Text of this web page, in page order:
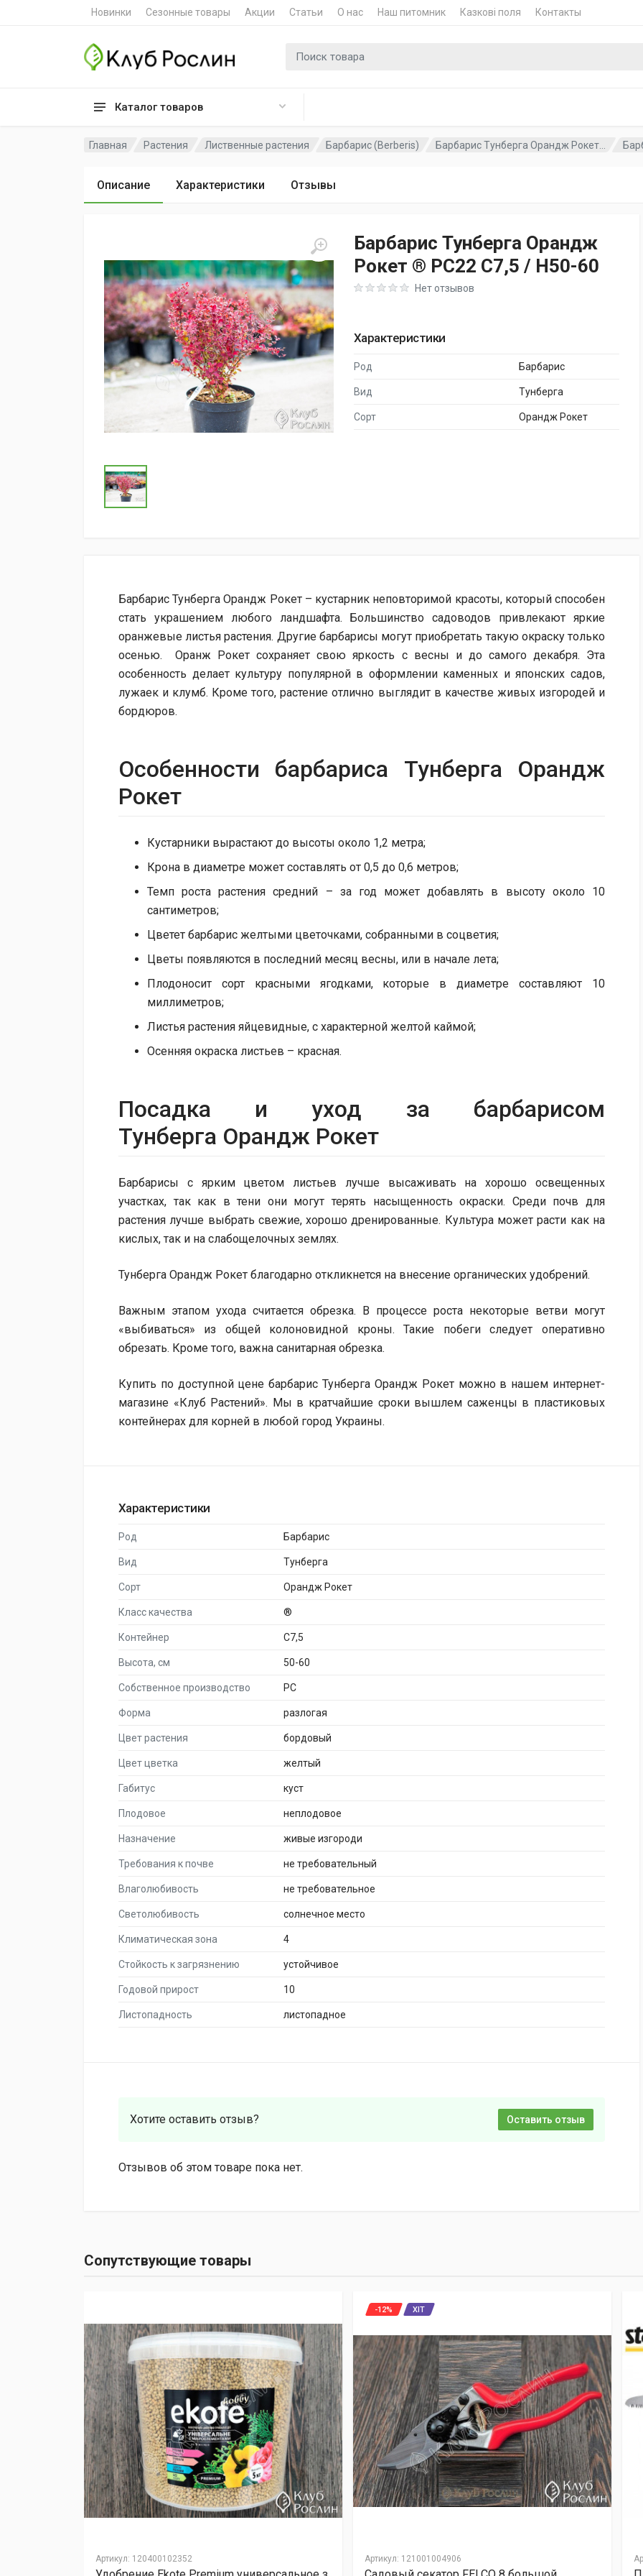
Новинки Сезонные товары Акции Статьи О нас Наш питомник Казкові поля Контакты
Каталог товаров
Поиск для
Главная Растения Лиственные растения Барбарис (Berberis) Барбарис Тунберга Орандж Рокет...
Описание Характеристики Отзывы
Барбарис Тунберга Орандж
Рокет ® PC22 C7,5 / H50-60
Rating: 0 out of 5Нет отзывов
Характеристики
Род Барбарис
Вид Тунберга
Сорт Орандж Рокет
Барбарис Тунберга Орандж Рокет – кустарник неповторимой красоты, который способен
стать украшением любого ландшафта. Большинство садоводов привлекают яркие
оранжевые листья растения. Другие барбарисы могут приобретать такую окраску только
осенью. Оранж Рокет сохраняет свою яркость с весны и до самого декабря. Эта
особенность делает культуру популярной в оформлении каменных и японских садов,
лужаек и клумб. Кроме того, растение отлично выглядит в качестве живых изгородей и
бордюров.
Особенности барбариса Тунберга Орандж
Рокет
Кустарники вырастают до высоты около 1,2 метра;
Крона в диаметре может составлять от 0,5 до 0,6 метров;
Темп роста растения средний – за год может добавлять в высоту около 10
сантиметров;
Цветет барбарис желтыми цветочками, собранными в соцветия;
Цветы появляются в последний месяц весны, или в начале лета;
Плодоносит сорт красными ягодками, которые в диаметре составляют 10
миллиметров;
Листья растения яйцевидные, с характерной желтой каймой;
Осенняя окраска листьев – красная.
Посадка и уход за барбарисом
Тунберга Орандж Рокет
Барбарисы с ярким цветом листьев лучше высаживать на хорошо освещенных
участках, так как в тени они могут терять насыщенность окраски. Среди почв для
растения лучше выбрать свежие, хорошо дренированные. Культура может расти как на
кислых, так и на слабощелочных землях.
Тунберга Орандж Рокет благодарно откликнется на внесение органических удобрений.
Важным этапом ухода считается обрезка. В процессе роста некоторые ветви могут
«выбиваться» из общей колоновидной кроны. Такие побеги следует оперативно
обрезать. Кроме того, важна санитарная обрезка.
Купить по доступной цене барбарис Тунберга Орандж Рокет можно в нашем интернет-
магазине «Клуб Растений». Мы в кратчайшие сроки вышлем саженцы в пластиковых
контейнерах для корней в любой город Украины.
Характеристики
Род Барбарис
Вид Тунберга
Сорт Орандж Рокет
Класс качества ®
Контейнер C7,5
Высота, см 50-60
Собственное производство PC
Форма разлогая
Цвет растения бордовый
Цвет цветка желтый
Габитус куст
Плодовое неплодовое
Назначение живые изгороди
Требования к почве не требовательный
Влаголюбивость не требовательное
Светолюбивость солнечное место
Климатическая зона 4
Стойкость к загрязнению устойчивое
Годовой прирост 10
Листопадность листопадное
Хотите оставить отзыв? Оставить отзыв
Отзывов об этом товаре пока нет.
Сопутствующие товары
Артикул: 120400102352 Артикул: 121001004906
-12% ХІТ